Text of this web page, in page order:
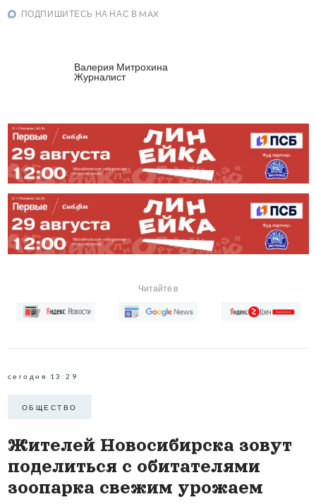
ПОДПИШИТЕСЬ НА НАС В MAX
Валерия Митрохина
Журналист
Читайте в
сегодня 13:29
ОБЩЕСТВО
Жителей Новосибирска зовут
поделиться с обитателями
зоопарка свежим урожаем